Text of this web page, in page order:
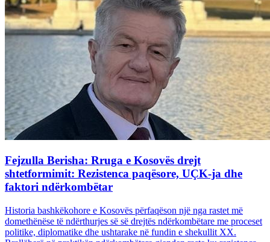
Fejzulla Berisha: Rruga e Kosovës drejt
shtetformimit: Rezistenca paqësore, UÇK-ja dhe
faktori ndërkombëtar
Historia bashkëkohore e Kosovës përfaqëson një nga rastet më
domethënëse të ndërthurjes së së drejtës ndërkombëtare me proceset
politike, diplomatike dhe ushtarake në fundin e shekullit XX.